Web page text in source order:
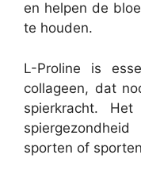
en helpen de
te houden.
L-Proline is
collageen, dat
spierkracht.
sporten of